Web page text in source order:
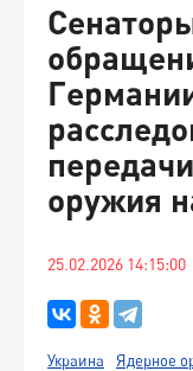
оружия
25.02.2026 14:15:00
Украина Ядерное